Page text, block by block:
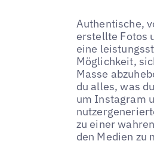
Authentische,
erstellte Fotos
eine
Möglichkeit,
Masse
du alles, was
um Instagram
zu einer
den Medien zu